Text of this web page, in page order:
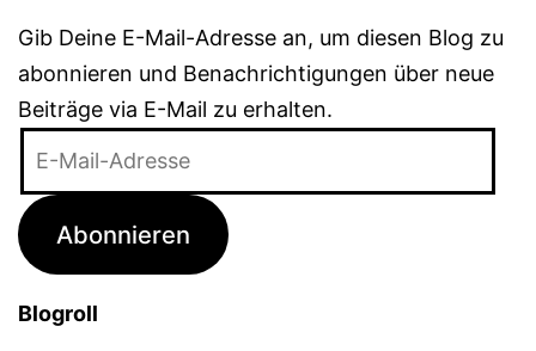
Gib Deine E-Mail-Adresse an, um diesen Blog zu
abonnieren und Benachrichtigungen über neue
Beiträge via E-Mail zu erhalten.
Adresse
Abonnieren
Blogroll